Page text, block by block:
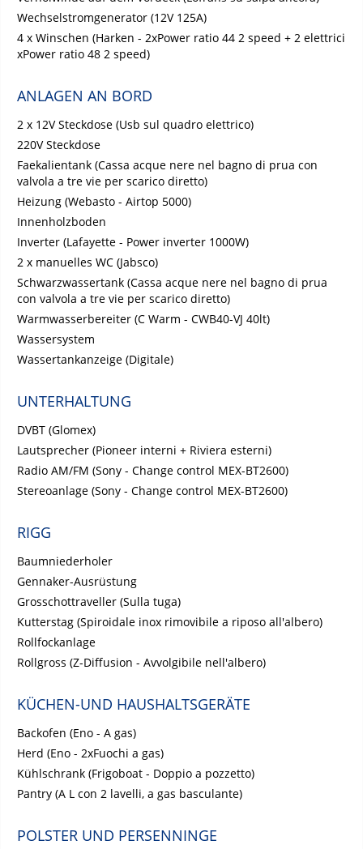
Wechselstromgenerator (12V 125A)
4 x Winschen (Harken - 2xPower ratio 44 2 speed + 2 elettrici
xPower ratio 48 2 speed)
ANLAGEN AN BORD
2 x 12V Steckdose (Usb sul quadro elettrico)
220V Steckdose
Faekalientank (Cassa acque nere nel bagno di prua con
valvola a tre vie per scarico diretto)
Heizung (Webasto - Airtop 5000)
Innenholzboden
Inverter (Lafayette - Power inverter 1000W)
2 x manuelles WC (Jabsco)
Schwarzwassertank (Cassa acque nere nel bagno di prua
con valvola a tre vie per scarico diretto)
Warmwasserbereiter (C Warm - CWB40-VJ 40lt)
Wassersystem
Wassertankanzeige (Digitale)
UNTERHALTUNG
DVBT (Glomex)
Lautsprecher (Pioneer interni + Riviera esterni)
Radio AM/FM (Sony - Change control MEX-BT2600)
Stereoanlage (Sony - Change control MEX-BT2600)
RIGG
Baumniederholer
Gennaker-Ausrüstung
Grosschottraveller (Sulla tuga)
Kutterstag (Spiroidale inox rimovibile a riposo all'albero)
Rollfockanlage
Rollgross (Z-Diffusion - Avvolgibile nell'albero)
KÜCHEN-UND HAUSHALTSGERÄTE
Backofen (Eno - A gas)
Herd (Eno - 2xFuochi a gas)
Kühlschrank (Frigoboat - Doppio a pozzetto)
Pantry (A L con 2 lavelli, a gas basculante)
POLSTER UND PERSENNINGE